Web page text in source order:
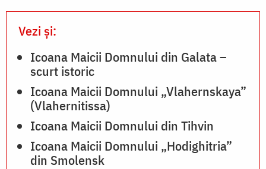
Vezi și:
Icoana Maicii Domnului din Galata –
scurt istoric
Icoana Maicii Domnului „Vlahernskaya”
(Vlahernitissa)
Icoana Maicii Domnului din Tihvin
Icoana Maicii Domnului „Hodighitria”
din Smolensk